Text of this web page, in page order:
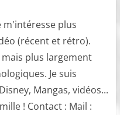
m'intéresse plus
(récent et rétro).
plus largement
Je suis
Mangas, vidéos...
! Contact : Mail :